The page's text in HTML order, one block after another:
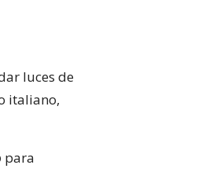
luces de
italiano,
para